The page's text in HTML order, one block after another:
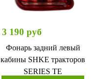
3 190 руб
Фонарь задний левый
кабины SHKE тракторов
SERIES TE